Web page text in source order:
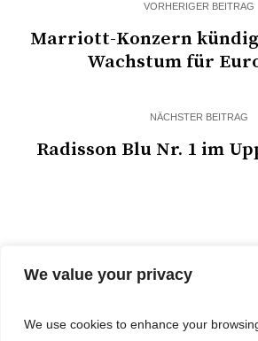
We value your privacy
We use cookies to enhance your
VORHERIGER BEITRAG
Marriott-Konzern
Wachstum für
NÄCHSTER BEITRAG
Radisson Blu Nr. 1 im